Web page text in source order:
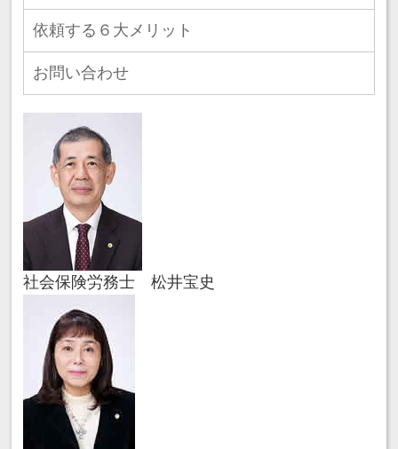
依頼する６大メリット
お問い合わせ
社会保険労務士 松井宝史